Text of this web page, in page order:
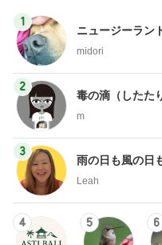
1
ニュージーラン
midori
2
毒の滴（したた
m
3
雨の日も風の日
Leah
4 5 6